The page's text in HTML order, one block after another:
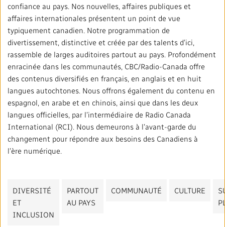
confiance au pays. Nos nouvelles, affaires publiques et
affaires internationales présentent un point de vue
typiquement canadien. Notre programmation de
divertissement, distinctive et créée par des talents d’ici,
rassemble de larges auditoires partout au pays. Profondément
enracinée dans les communautés, CBC/Radio-Canada offre
des contenus diversifiés en français, en anglais et en huit
langues autochtones. Nous offrons également du contenu en
espagnol, en arabe et en chinois, ainsi que dans les deux
langues officielles, par l’intermédiaire de Radio Canada
International (RCI). Nous demeurons à l’avant-garde du
changement pour répondre aux besoins des Canadiens à
l’ère numérique.
DIVERSITÉ
ET
INCLUSION
PARTOUT
AU PAYS
COMMUNAUTÉ CULTURE